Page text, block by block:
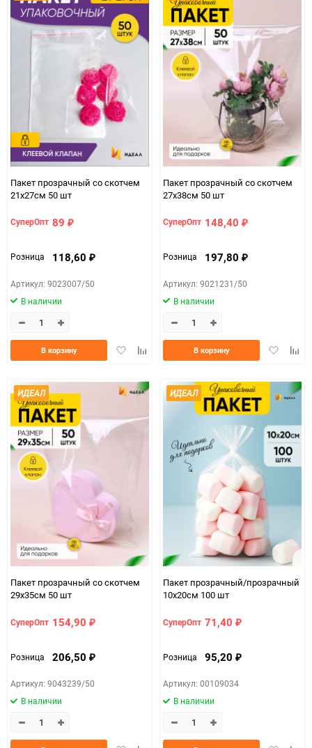
Пакет прозрачный со скотчем
21х27см 50 шт
СуперОпт 89 ₽
Розница 118,60 ₽
Артикул: 9023007/50
В наличии
ДобавитьДобавить
В корзину
Пакет прозрачный со скотчем
27х38см 50 шт
СуперОпт 148,40 ₽
Розница 197,80 ₽
Артикул: 9021231/50
В наличии
Добавить
В корзину
ИДЕАЛ
Пакет прозрачный со скотчем
29х35cм 50 шт
СуперОпт 154,90 ₽
Розница 206,50 ₽
Артикул: 9043239/50
В наличии
ИДЕАЛ
Пакет прозрачный/прозрачный
10х20cм 100 шт
СуперОпт 71,40 ₽
Розница 95,20 ₽
Артикул: 00109034
В наличии